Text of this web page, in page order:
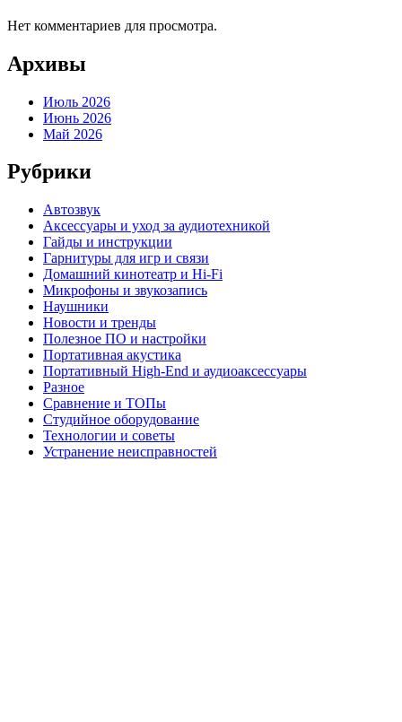
Нет комментариев для просмотра.
Архивы
Июль 2026
Июнь 2026
Май 2026
Рубрики
Автозвук
Аксессуары и уход за аудиотехникой
Гайды и инструкции
Гарнитуры для игр и связи
Домашний кинотеатр и Hi-Fi
Микрофоны и звукозапись
Наушники
Новости и тренды
Полезное ПО и настройки
Портативная акустика
Портативный High‑End и аудиоаксессуары
Разное
Сравнение и ТОПы
Студийное оборудование
Технологии и советы
Устранение неисправностей